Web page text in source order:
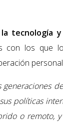
la tecnología
con los que
generaciones
políticas
o remoto,